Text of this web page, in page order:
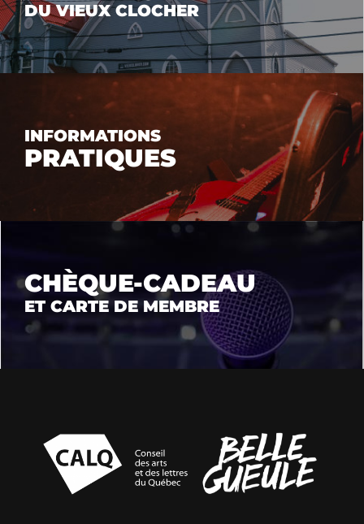
DU VIEUX CLOCHER
INFORMATIONS
PRATIQUES
CHÈQUE-CADEAU
ET CARTE DE MEMBRE